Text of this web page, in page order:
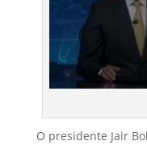
O presidente Jair